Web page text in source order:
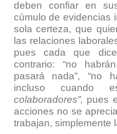
deben confiar en
cúmulo de evidencias
sola certeza, que
las relaciones
pues cada que
contrario: “no
pasará nada”, “no
incluso cuando
colaboradores”, pues
acciones no se
trabajan, simplemente